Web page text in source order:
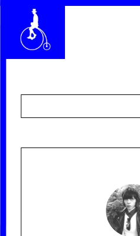
CHI SIAMO
SEGUICI
SCOPRI
RACCONTI